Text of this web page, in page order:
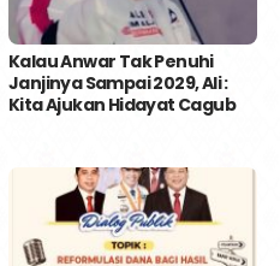
Kalau Anwar Tak Penuhi
Janjinya Sampai 2029, Ali :
Kita Ajukan Hidayat Cagub